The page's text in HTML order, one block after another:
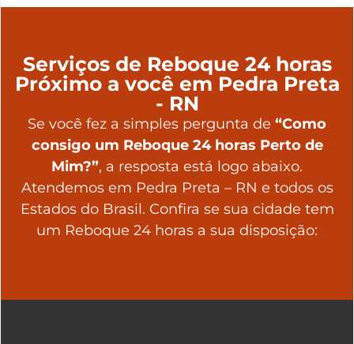
Serviços de Reboque 24 horas
Próximo a você em Pedra Preta
- RN
Se você fez a simples pergunta de “Como
consigo um Reboque 24 horas Perto de
Mim?”, a resposta está logo abaixo.
Atendemos em Pedra Preta – RN e todos os
Estados do Brasil. Confira se sua cidade tem
um Reboque 24 horas a sua disposição: